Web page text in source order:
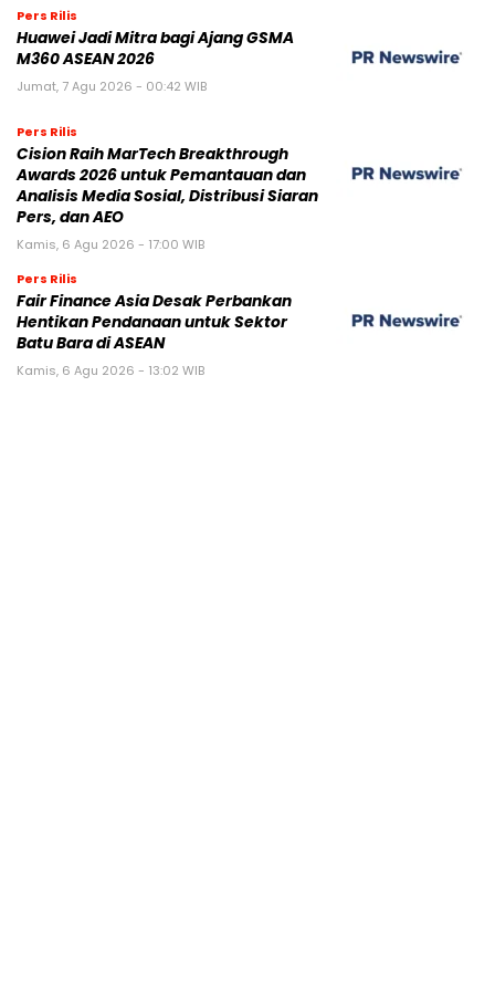
Pers Rilis
Huawei Jadi Mitra bagi Ajang GSMA
M360 ASEAN 2026
Jumat, 7 Agu 2026 - 00:42 WIB
Pers Rilis
Cision Raih MarTech Breakthrough
Awards 2026 untuk Pemantauan dan
Analisis Media Sosial, Distribusi Siaran
Pers, dan AEO
Kamis, 6 Agu 2026 - 17:00 WIB
Pers Rilis
Fair Finance Asia Desak Perbankan
Hentikan Pendanaan untuk Sektor
Batu Bara di ASEAN
Kamis, 6 Agu 2026 - 13:02 WIB